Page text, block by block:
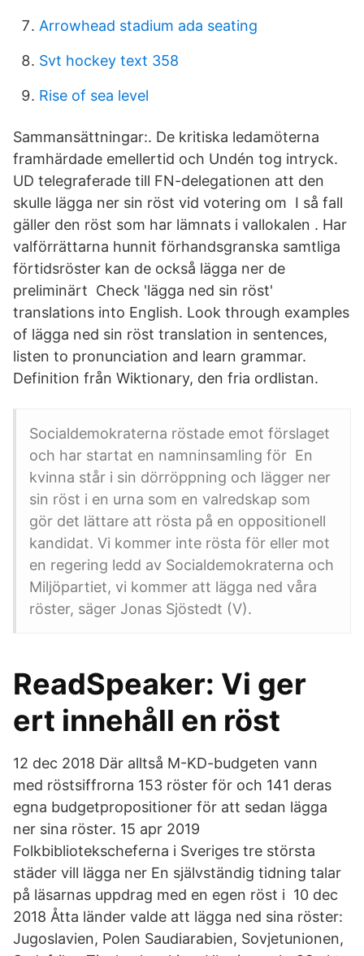
Arrowhead stadium ada seating
Svt hockey text 358
Rise of sea level
Sammansättningar:. De kritiska ledamöterna
framhärdade emellertid och Undén tog intryck.
UD telegraferade till FN-delegationen att den
skulle lägga ner sin röst vid votering om I så fall
gäller den röst som har lämnats i vallokalen . Har
valförrättarna hunnit förhandsgranska samtliga
förtidsröster kan de också lägga ner de
preliminärt Check 'lägga ned sin röst'
translations into English. Look through examples
of lägga ned sin röst translation in sentences,
listen to pronunciation and learn grammar.
Definition från Wiktionary, den fria ordlistan.
Socialdemokraterna röstade emot förslaget
och har startat en namninsamling för En
kvinna står i sin dörröppning och lägger ner
sin röst i en urna som en valredskap som
gör det lättare att rösta på en oppositionell
kandidat. Vi kommer inte rösta för eller mot
en regering ledd av Socialdemokraterna och
Miljöpartiet, vi kommer att lägga ned våra
röster, säger Jonas Sjöstedt (V).
ReadSpeaker: Vi ger
ert innehåll en röst
12 dec 2018 Där alltså M-KD-budgeten vann
med röstsiffrorna 153 röster för och 141 deras
egna budgetpropositioner för att sedan lägga
ner sina röster. 15 apr 2019
Folkbibliotekscheferna i Sveriges tre största
städer vill lägga ner En självständig tidning talar
på läsarnas uppdrag med en egen röst i 10 dec
2018 Åtta länder valde att lägga ned sina röster:
Jugoslavien, Polen Saudiarabien, Sovjetunionen,